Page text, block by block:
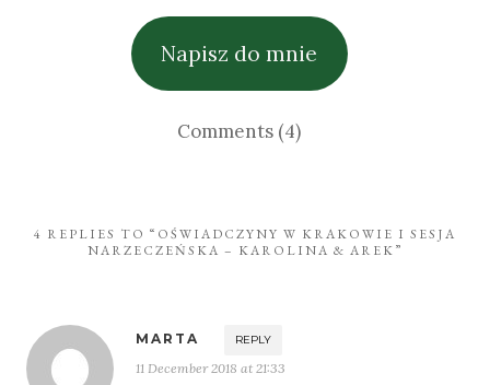
Napisz do mnie
Comments (4)
4 REPLIES TO “OŚWIADCZYNY W KRAKOWIE I SESJA
NARZECZEŃSKA – KAROLINA & AREK”
MARTA REPLY
11 December 2018 at 21:33